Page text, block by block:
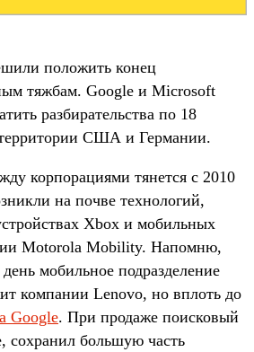
положить конец
тяжбам. Google и Microsoft
разбирательства по 18
США и Германии.
корпорациями тянется с 2010
на почве технологий,
Xbox и мобильных
Motorola Mobility. Напомню,
мобильное подразделение
компании Lenovo, но вплоть до
Google. При продаже поисковый
сохранил большую часть